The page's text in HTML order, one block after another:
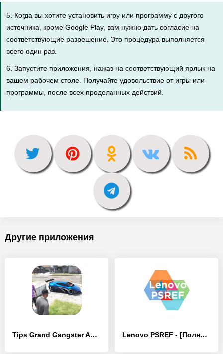
5. Когда вы хотите установить игру или программу с другого
источника, кроме Google Play, вам нужно дать согласие на
соответствующие разрешение. Это процедура выполняется
всего один раз.
6. Запустите приложения, нажав на соответствующий ярлык на
вашем рабочем столе. Получайте удовольствие от игры или
программы, после всех проделанных действий.
Другие приложения
Tips Grand Gangster Autos - [Без рекламы] Lenovo PSREF - [Полная версия]